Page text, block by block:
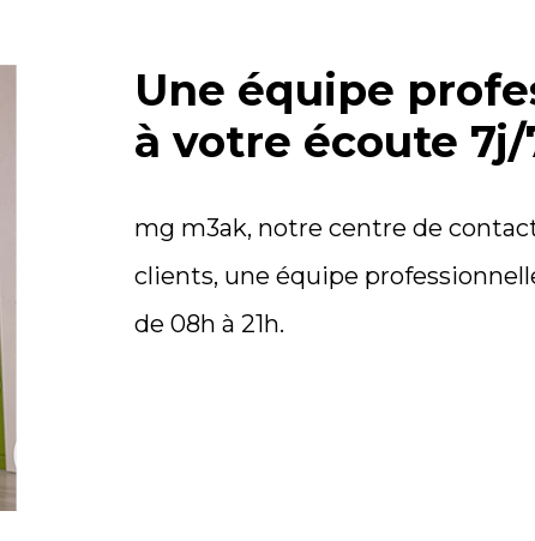
Une équipe
à votre écoute 7j/
mg m3ak, notre centre de
clients, une équipe
de 08h à 21h.